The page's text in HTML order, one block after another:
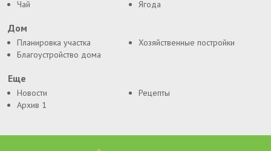
Чай
Ягода
Дом
Планировка участка
Хозяйственные постройки
Благоустройство дома
Еще
Новости
Рецепты
Архив 1